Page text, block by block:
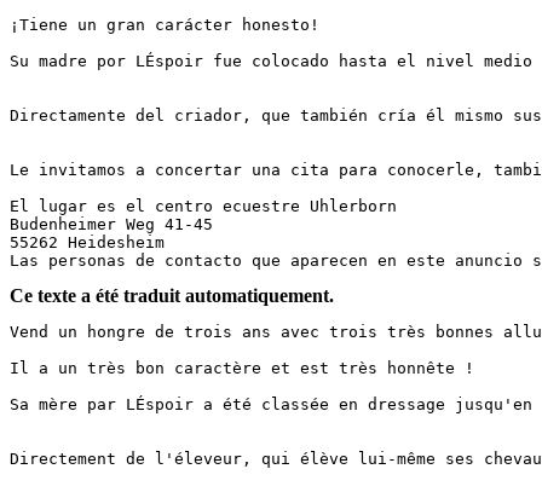
¡Tiene un gran carácter honesto!
Su madre por LÉspoir fue colocado hasta el nivel
Directamente del criador, que también cría él mismo
Le invitamos a concertar una cita para conocerle,
El lugar es el centro ecuestre Uhlerborn
Budenheimer Weg 41-45
55262 Heidesheim
Las personas de contacto que aparecen en este
Ce texte a été traduit automatiquement.
Vend un hongre de trois ans avec trois très bonnes
Il a un très bon caractère et est très honnête !
Sa mère par LÉspoir a été classée en dressage
Directement de l'éleveur, qui élève lui-même ses